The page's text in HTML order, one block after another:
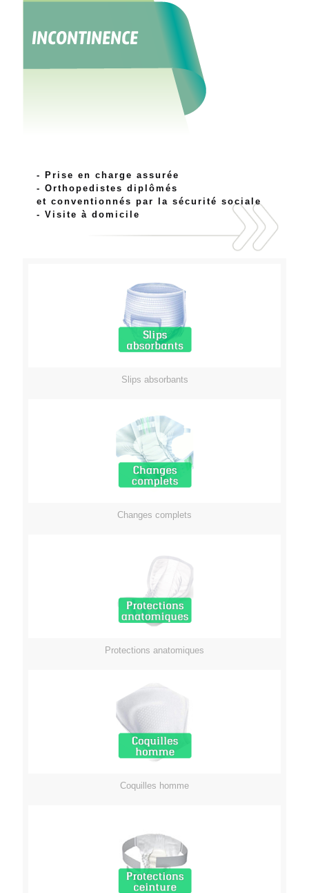
- Prise en charge assurée
- Orthopedistes diplômés
et conventionnés par la sécurité sociale
- Visite à domicile
Slips absorbants
Changes complets
Protections anatomiques
Coquilles homme